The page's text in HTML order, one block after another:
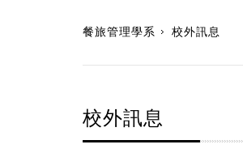
餐旅管理學系 校外訊息
校外訊息